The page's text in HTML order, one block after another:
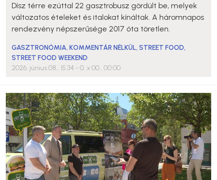
Dísz térre ezúttal 22 gasztrobusz gördült be, melyek
változatos ételeket és italokat kínáltak. A háromnapos
rendezvény népszerűsége 2017 óta töretlen.
GASZTRONÓMIA,KOMMENTÁR NÉLKÜL,STREET FOOD,
STREET FOOD WEEKEND
2026. június 08., 15:34 - 0. x 00., 00:00